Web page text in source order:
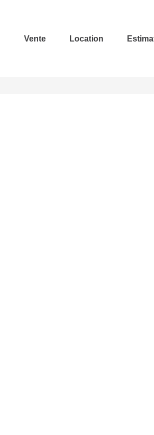
Vente Location